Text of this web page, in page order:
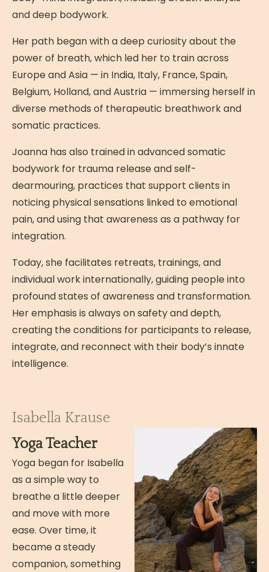
and deep bodywork.
Her path began with a deep curiosity about the
power of breath, which led her to train across
Europe and Asia — in India, Italy, France, Spain,
Belgium, Holland, and Austria — immersing herself in
diverse methods of therapeutic breathwork and
somatic practices.
Joanna has also trained in advanced somatic
bodywork for trauma release and self-
dearmouring, practices that support clients in
noticing physical sensations linked to emotional
pain, and using that awareness as a pathway for
integration.
Today, she facilitates retreats, trainings, and
individual work internationally, guiding people into
profound states of awareness and transformation.
Her emphasis is always on safety and depth,
creating the conditions for participants to release,
integrate, and reconnect with their body’s innate
intelligence.
Isabella Krause
Yoga Teacher
Yoga began for Isabella
as a simple way to
breathe a little deeper
and move with more
ease. Over time, it
became a steady
companion, something